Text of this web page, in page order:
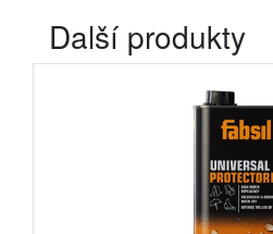
Další produkty